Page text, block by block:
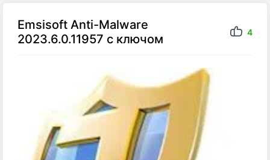
Emsisoft Anti-Malware
2023.6.0.11957 с ключом
4